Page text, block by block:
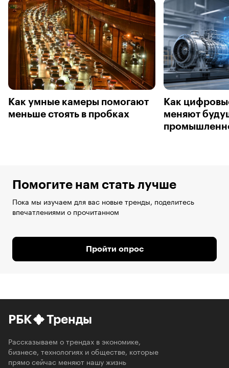
Как умные камеры помогают
меньше стоять в пробках
Как
меняют
Помогите нам стать лучше
Пока мы изучаем для вас новые тренды, поделитесь
впечатлениями о прочитанном
Пройти опрос
РБК Тренды
Рассказываем о трендах в экономике,
бизнесе, технологиях и обществе, которые
прямо сейчас меняют нашу жизнь